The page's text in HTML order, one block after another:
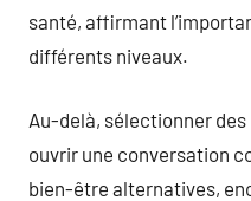
santé, affirmant
différents niveaux.
Au-delà, sélectionner
ouvrir une conversation
bien-être alternatives,